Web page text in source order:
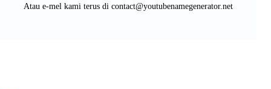
Atau e-mel kami terus di contact@youtubenamegenerator.net